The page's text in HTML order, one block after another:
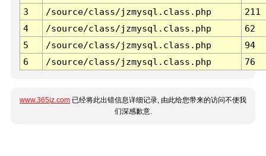
3 /source/class/jzmysql.class.php
211
4
/source/class/jzmysql.class.php
62
5
/source/class/jzmysql.class.php
94
6
/source/class/jzmysql.class.php 76
www.365jz.com 已经将此出错信息详细记录, 由此给您带来的访问不便我
们深感歉意.